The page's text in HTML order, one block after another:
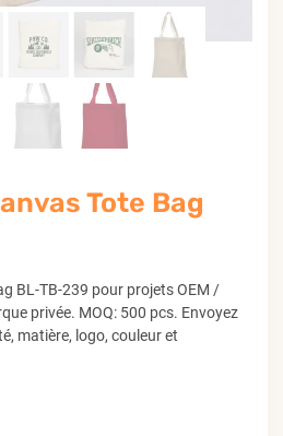
Tote Bag
BL-TB-239 pour projets OEM /
privée. MOQ: 500 pcs. Envoyez
matière, logo, couleur et